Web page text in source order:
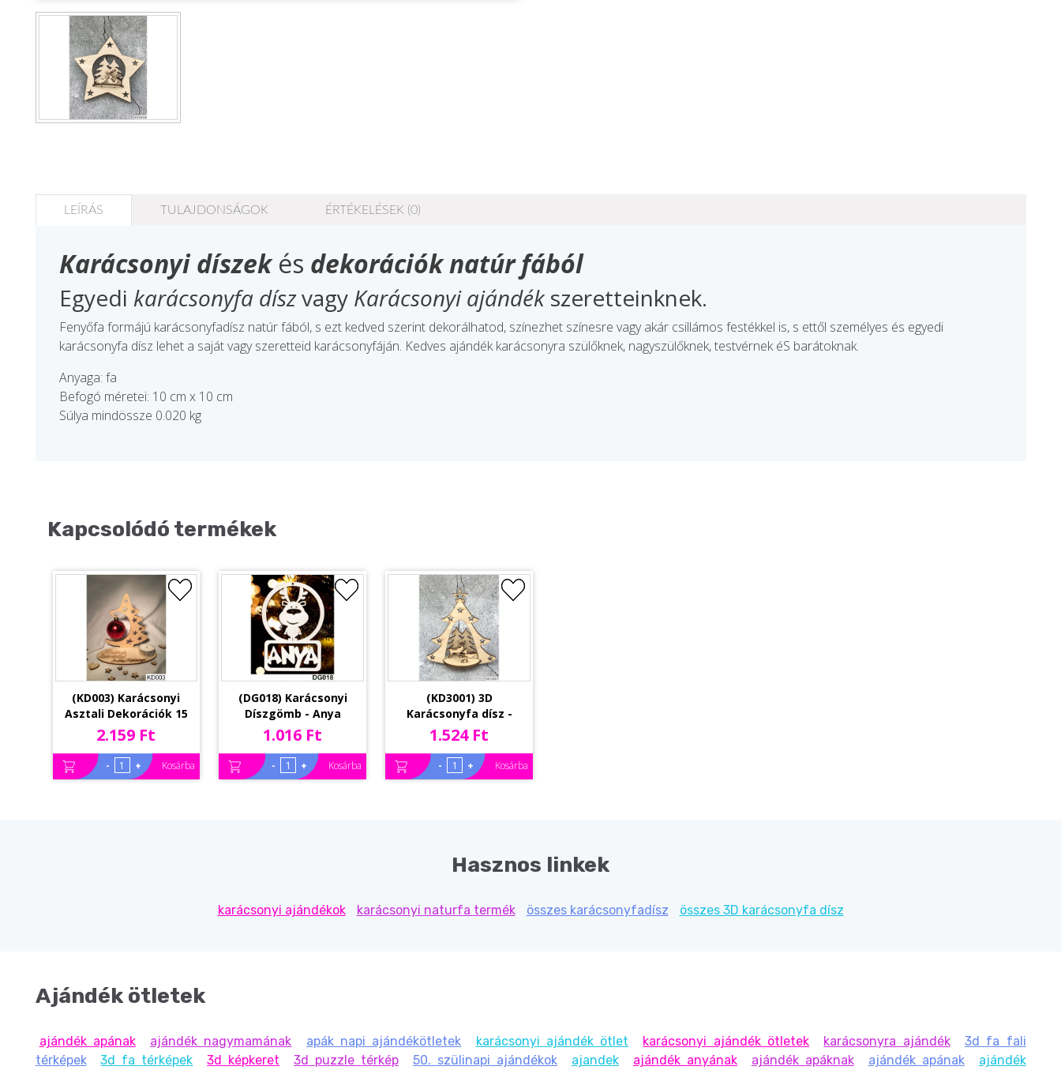
LEÍRÁS TULAJDONSÁGOK ÉRTÉKELÉSEK (0)
Karácsonyi díszekés dekorációk natúr fából
Egyedi karácsonyfa díszvagy Karácsonyi ajándékszeretteinknek.
Fenyőfa formájú karácsonyfadísz natúr fából, s ezt kedved szerint dekorálhatod, színezhet színesre vagy akár csillámos festékkel is, s ettől személyes és egyedi
karácsonyfa dísz lehet a saját vagy szeretteid karácsonyfáján. Kedves ajándék karácsonyra szülőknek, nagyszülőknek, testvérnek éS barátoknak.
Anyaga: fa
Befogó méretei: 10 cm x 10 cm
Súlya mindössze 0.020 kg
Kapcsolódó termékek
(KD003) Karácsonyi
Asztali Dekorációk 15
cm x 15 cm - Apának –
Karácsonyi ajándékok
2.159 Ft
- + Kosárba
(DG018) Karácsonyi
Díszgömb - Anya
Rénszarvas –
Karácsonyfa díszek –
Karácsonyi ajándék
ötletek
1.016 Ft
- + Kosárba
(KD3001) 3D
Karácsonyfa dísz -
Karácsonyfa
szarvasokkal –
Karácsonyi ajándékok
1.524 Ft
- + Kosárba
Hasznos linkek
karácsonyi ajándékok karácsonyi naturfa termék összes karácsonyfadísz összes 3D karácsonyfa dísz
Ajándék ötletek
ajándék apának ajándék nagymamának apák napi ajándékötletek karácsonyi ajándék ötlet karácsonyi ajándék ötletek karácsonyra ajándék
3d fa fali
térképek
3d fa térképek 3d képkeret 3d puzzle térkép 50. szülinapi ajándékok ajandek ajándék anyának ajándék apáknak ajándék apának
ajándék